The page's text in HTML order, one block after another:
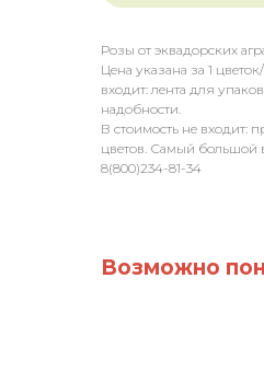
Розы от эквадорских
Цена указана за 1
входит: лента для
надобности.
В стоимость не входит:
цветов. Самый большой
8(800)234-81-34
Возможно